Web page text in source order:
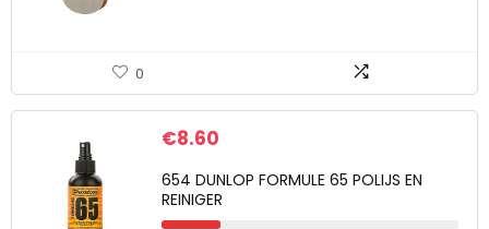
0
€8.60
654 DUNLOP FORMULE 65 POLIJS EN
REINIGER